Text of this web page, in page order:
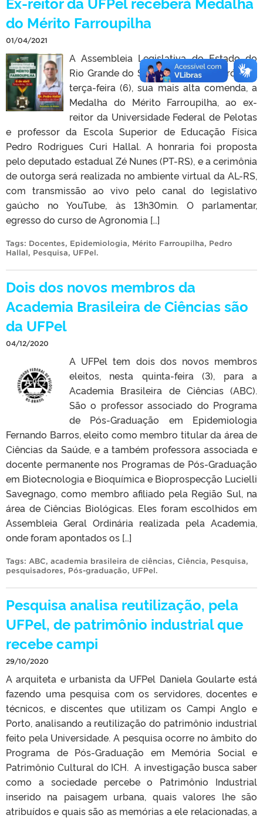
do Mérito Farroupilha
01/04/2021
A Assembleia Legislativa do Estado do
Rio Grande do Sul concederá, na próxima
terça-feira (6), sua mais alta comenda, a
Medalha do Mérito Farroupilha, ao ex-
reitor da Universidade Federal de Pelotas
e professor da Escola Superior de Educação Física
Pedro Rodrigues Curi Hallal. A honraria foi proposta
pelo deputado estadual Zé Nunes (PT-RS), e a cerimônia
de outorga será realizada no ambiente virtual da AL-RS,
com transmissão ao vivo pelo canal do legislativo
gaúcho no YouTube, às 13h30min. O parlamentar,
egresso do curso de Agronomia […]
Tags: Docentes, Epidemiologia, Mérito Farroupilha, Pedro
Hallal, Pesquisa, UFPel.
Dois dos novos membros da
Academia Brasileira de Ciências são
da UFPel
04/12/2020
A UFPel tem dois dos novos membros
eleitos, nesta quinta-feira (3), para a
Academia Brasileira de Ciências (ABC).
São o professor associado do Programa
de Pós-Graduação em Epidemiologia
Fernando Barros, eleito como membro titular da área de
Ciências da Saúde, e a também professora associada e
docente permanente nos Programas de Pós-Graduação
em Biotecnologia e Bioquímica e Bioprospecção Lucielli
Savegnago, como membro afiliado pela Região Sul, na
área de Ciências Biológicas. Eles foram escolhidos em
Assembleia Geral Ordinária realizada pela Academia,
onde foram apontados os […]
Tags: ABC, academia brasileira de ciências, Ciência, Pesquisa,
pesquisadores, Pós-graduação, UFPel.
Pesquisa analisa reutilização, pela
UFPel, de patrimônio industrial que
recebe campi
29/10/2020
A arquiteta e urbanista da UFPel Daniela Goularte está
fazendo uma pesquisa com os servidores, docentes e
técnicos, e discentes que utilizam os Campi Anglo e
Porto, analisando a reutilização do patrimônio industrial
feito pela Universidade. A pesquisa ocorre no âmbito do
Programa de Pós-Graduação em Memória Social e
Patrimônio Cultural do ICH. A investigação busca saber
como a sociedade percebe o Patrimônio Industrial
inserido na paisagem urbana, quais valores lhe são
atribuídos e quais são as memórias a ele relacionadas, a